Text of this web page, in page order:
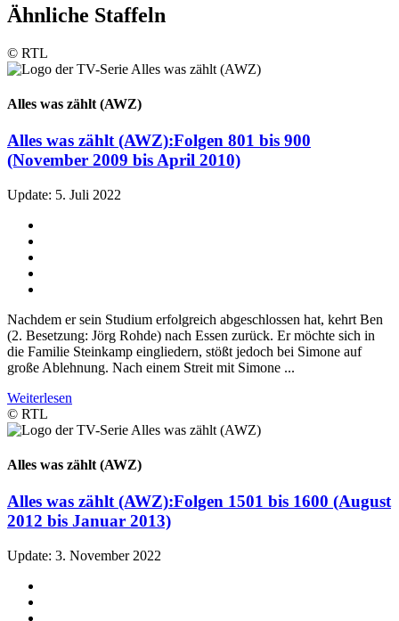
Ähnliche Staffeln
© RTL
Alles was zählt (AWZ)
Alles was zählt (AWZ):Folgen 801 bis 900
(November 2009 bis April 2010)
Update: 5. Juli 2022
Nachdem er sein Studium erfolgreich abgeschlossen hat, kehrt Ben
(2. Besetzung: Jörg Rohde) nach Essen zurück. Er möchte sich in
die Familie Steinkamp eingliedern, stößt jedoch bei Simone auf
große Ablehnung. Nach einem Streit mit Simone ...
Weiterlesen
© RTL
Alles was zählt (AWZ)
Alles was zählt (AWZ):Folgen 1501 bis 1600 (August
2012 bis Januar 2013)
Update: 3. November 2022